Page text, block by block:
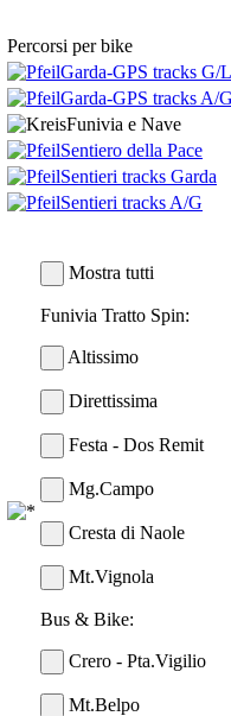
Percorsi per bike
Garda-GPS tracks G/L
Garda-GPS tracks A/G
Funivia e Nave
Sentiero della Pace
Sentieri tracks Garda
Sentieri tracks A/G
Mostra tutti
Funivia Tratto Spin:
Altissimo
Direttissima
Festa - Dos Remit
Mg.Campo
Cresta di Naole
Mt.Vignola
Bus & Bike:
Crero - Pta.Vigilio
Mt.Belpo